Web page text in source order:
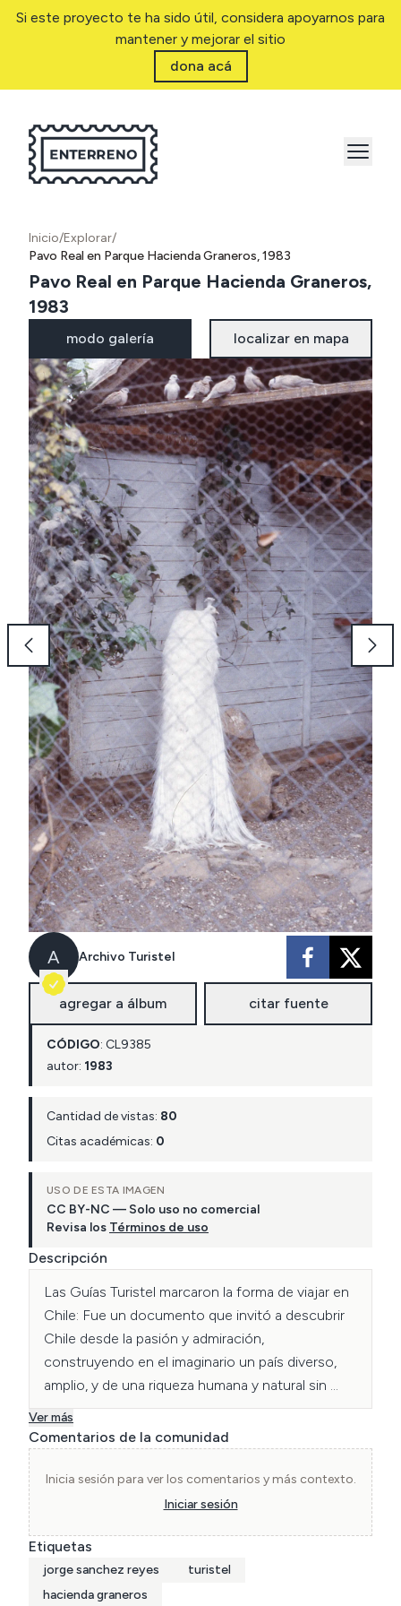
Si este proyecto te ha sido útil, considera apoyarnos para
mantener y mejorar el sitio
dona acá
Inicio/Explorar/
Pavo Real en Parque Hacienda Graneros, 1983
Pavo Real en Parque Hacienda Graneros,
1983
modo galería localizar en mapa
A Archivo Turistel
agregar a álbum citar fuente
CÓDIGO: CL9385
autor: 1983
Cantidad de vistas: 80
Citas académicas: 0
USO DE ESTA IMAGEN
CC BY-NC — Solo uso no comercial
Revisa los Términos de uso
Descripción
Las Guías Turistel marcaron la forma de viajar en
Chile: Fue un documento que invitó a descubrir
Chile desde la pasión y admiración,
construyendo en el imaginario un país diverso,
amplio, y de una riqueza humana y natural sin
precedentes.
Las primeras, entre 1982 y 1983, se publicaron
bajo el amparo del Banco de Osorno; a partir de
1986, gracias a la Compañía de Teléfonos de
Chile y Publiguías (Páginas Amarillas) con la
de las bencineras Copec, con la marca ChileTur.
La Fundación Enterreno lleva varios meses
Ver más
Comentarios de la comunidad
Inicia sesión para ver los comentarios y más contexto.
Iniciar sesión
Etiquetas
jorge sanchez reyes
turistel
hacienda graneros